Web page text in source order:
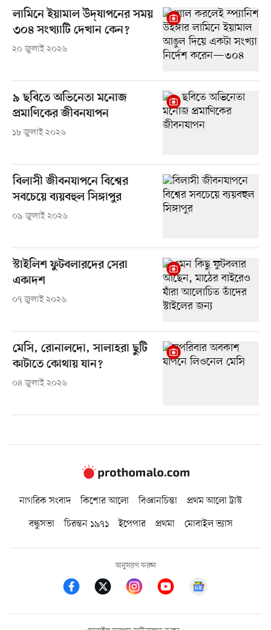
লামিনে ইয়ামাল উদ্‌যাপনের সময়
৩০৪ সংখ্যাটি দেখান কেন?
২০ জুলাই ২০২৬
৯ ছবিতে অভিনেতা মনোজ
প্রমাণিকের জীবনযাপন
১৮ জুলাই ২০২৬
বিলাসী জীবনযাপনে বিশ্বের
সবচেয়ে ব্যয়বহুল সিঙ্গাপুর
০৯ জুলাই ২০২৬
স্টাইলিশ ফুটবলারদের সেরা
একাদশ
০৭ জুলাই ২০২৬
মেসি, রোনালদো, সালাহরা ছুটি
কাটাতে কোথায় যান?
০৪ জুলাই ২০২৬
নাগরিক সংবাদ কিশোর আলো বিজ্ঞানচিন্তা
প্রথম আলো ট্রাস্ট
বন্ধুসভা
চিরন্তন ১৯৭১ ইপেপার প্রথমা মোবাইল ভ্যাস
অনুসরণ করুন